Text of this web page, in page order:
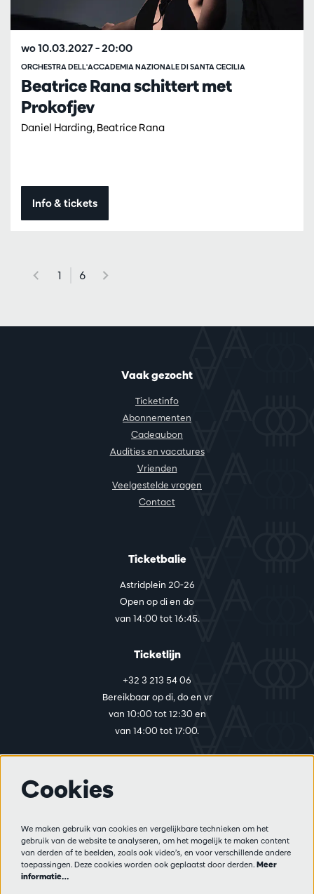
Beatrice Rana schittert met
Prokofjev
Daniel Harding, Beatrice Rana
ORCHESTRA DELL'ACCADEMIA NAZIONALE DI SANTA CECILIA
wo 10.03.2027– 20:00
Info & tickets
1 6
Vaak gezocht
Ticketinfo
Abonnementen
Cadeaubon
Audities en vacatures
Vrienden
Veelgestelde vragen
Contact
Ticketbalie
Astridplein 20-26
Open op di en do
van 14:00 tot 16:45.
Ticketlijn
+32 3 213 54 06
Bereikbaar op di, do en vr
van 10:00 tot 12:30 en
van 14:00 tot 17:00.
Privacy
Verkoopsvoorwaarden
Pers
Cookies
We maken gebruik van cookies en vergelijkbare technieken om het
gebruik van de website te analyseren, om het mogelijk te maken content
van derden af te beelden, zoals ook video’s, en voor verschillende andere
toepassingen. Deze cookies worden ook geplaatst door derden. Meer
informatie…